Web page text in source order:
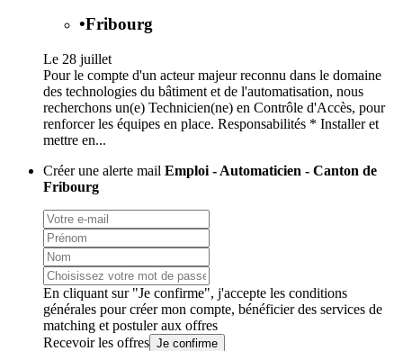
•Fribourg
Le 28 juillet
Pour le compte d'un acteur majeur reconnu dans le domaine
des technologies du bâtiment et de l'automatisation, nous
recherchons un(e) Technicien(ne) en Contrôle d'Accès, pour
renforcer les équipes en place. Responsabilités * Installer et
mettre en...
Créer une alerte mail Emploi - Automaticien - Canton de
Fribourg
En cliquant sur "Je confirme", j'accepte les conditions
générales pour créer mon compte, bénéficier des services de
matching et postuler aux offres
Recevoir les offres Je confirme